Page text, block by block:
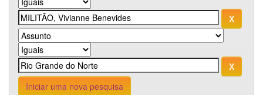
Iniciar uma nova pesquisa